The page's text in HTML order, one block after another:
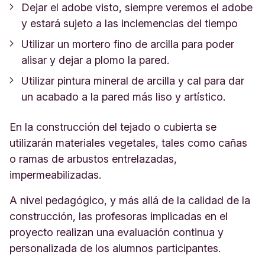
Dejar el adobe visto, siempre veremos el adobe
y estará sujeto a las inclemencias del tiempo
Utilizar un mortero fino de arcilla para poder
alisar y dejar a plomo la pared.
Utilizar pintura mineral de arcilla y cal para dar
un acabado a la pared más liso y artístico.
En la construcción del tejado o cubierta se
utilizarán materiales vegetales, tales como cañas
o ramas de arbustos entrelazadas,
impermeabilizadas.
A nivel pedagógico, y más allá de la calidad de la
construcción, las profesoras implicadas en el
proyecto realizan una evaluación continua y
personalizada de los alumnos participantes.